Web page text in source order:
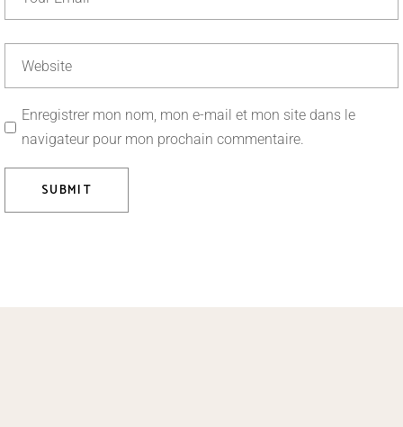
Enregistrer mon nom, mon e-mail et mon site dans le
navigateur pour mon prochain commentaire.
SUBMIT